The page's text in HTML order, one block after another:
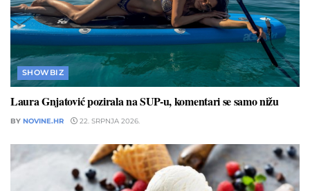
SHOWBIZ
Laura Gnjatović pozirala na SUP-u, komentari se samo nižu
BY NOVINE.HR 22. SRPNJA 2026.